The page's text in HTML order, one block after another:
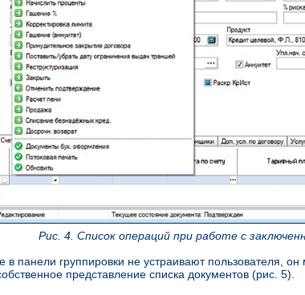
Рис. 4. Список операций при работе с
в панели группировки не устраивают пользователя,
представление списка документов (рис. 5).